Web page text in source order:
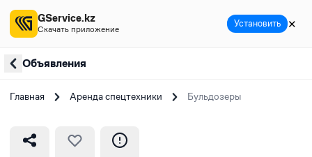
Объявления
Главная Аренда спецтехники Бульдозеры
GService.kz
Скачать приложение Установить ✕